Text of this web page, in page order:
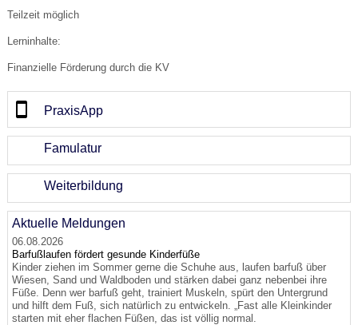
Teilzeit möglich
Lerninhalte:
Finanzielle Förderung durch die KV
PraxisApp
Famulatur
Weiterbildung
Aktuelle Meldungen
06.08.2026
Barfußlaufen fördert gesunde Kinderfüße
Kinder ziehen im Sommer gerne die Schuhe aus, laufen barfuß über
Wiesen, Sand und Waldboden und stärken dabei ganz nebenbei ihre
Füße. Denn wer barfuß geht, trainiert Muskeln, spürt den Untergrund
und hilft dem Fuß, sich natürlich zu entwickeln. „Fast alle Kleinkinder
starten mit eher flachen Füßen, das ist völlig normal.